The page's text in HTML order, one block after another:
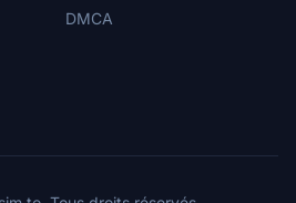
DMCA